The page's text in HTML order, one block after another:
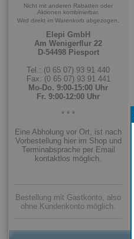
Nicht mit anderen Rabatten oder
Aktionen kombinierbar.
Wird direkt im Warenkorb abgezogen.
Elepi GmbH
Am Wenigerflur 22
D-54498 Piesport
Tel.: (0 65 07) 93 91 440
Fax: (0 65 07) 93 91 441
Mo-Do. 9:00-15:00 Uhr
Fr. 9:00-12:00 Uhr
* * *
Eine Abholung vor Ort, ist nach
Vorbestellung hier im Shop und
Terminabsprache per Email
kontaktlos möglich.
Bestellung mit Gastkonto, also
ohne Kundenkonto möglich.